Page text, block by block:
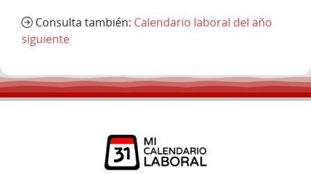
Consulta también: Calendario laboral del año
siguiente